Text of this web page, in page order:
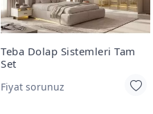
Teba Dolap Sistemleri Tam
Set
Fiyat sorunuz